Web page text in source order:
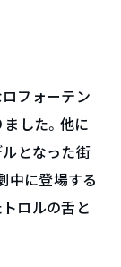
フォーテン
した。他に
となった街
中に登場する
ロルの舌と